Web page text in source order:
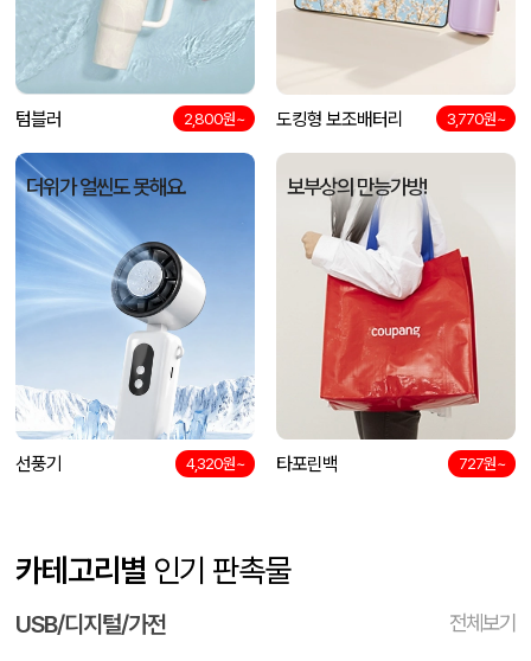
텀블러 2,800원~ 도킹형 보조배터리 3,770원~
더위가 얼씬도 못해요.
선풍기 4,320원~
보부상의 만능가방!
타포린백 727원~
카테고리별 인기 판촉물
USB/디지털/가전 전체보기